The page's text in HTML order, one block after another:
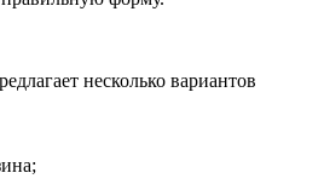
несколько вариантов